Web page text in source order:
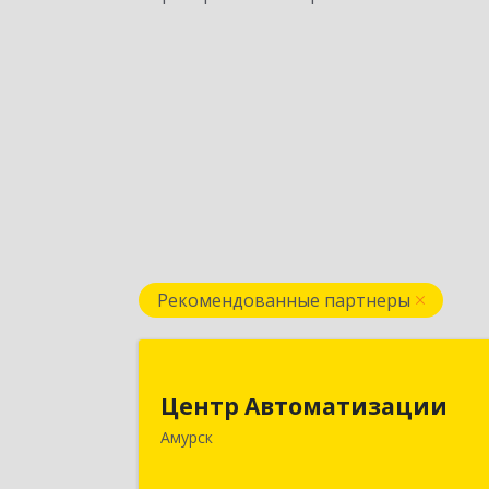
Рекомендованные партнеры
Центр Автоматизации
Амурск
682640, Хабаровский край, Амурск г,